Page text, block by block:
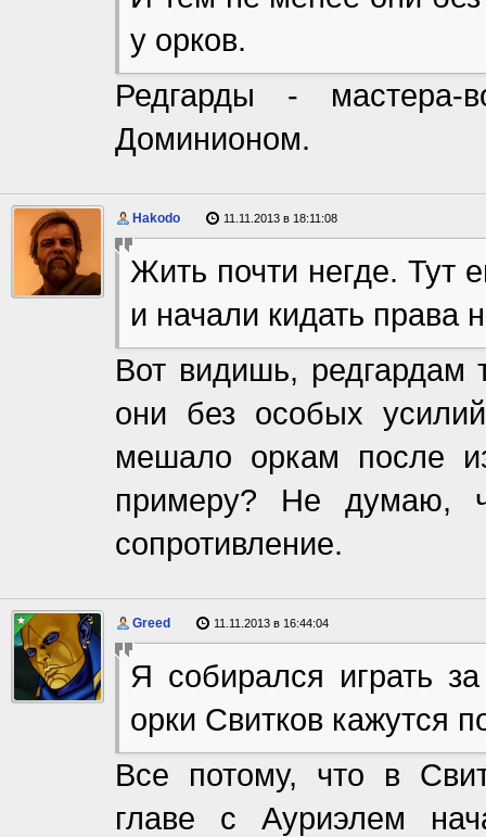
у орков.
Редгарды - мастера-
Доминионом.
Hakodo 11.11.2013 в 18:11:08
Жить почти негде. Тут
и начали кидать права
Вот видишь,
они без особых
мешало оркам после
примеру? Не думаю,
сопротивление.
Greed 11.11.2013 в 16:44:04
Я собирался играть
орки Свитков кажутся
Все потому, что в
главе с Ауриэлем